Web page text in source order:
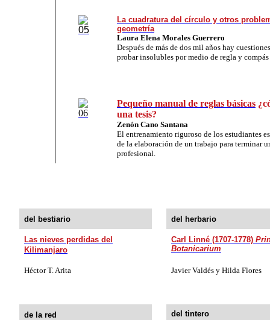
La cuadratura del círculo y otros
geometría
Laura Elena Morales Guerrero
Después de más de dos mil años hay
probar insolubles por medio de regla y
Pequeño manual de reglas básicas
una tesis?
Zenón Cano Santana
El entrenamiento riguroso de los estudiantes
de la elaboración de un trabajo para terminar
profesional.
del bestiario del herbario
Las nieves perdidas del
Kilimanjaro
Carl Linné (1707-1778)
Botanicarium
Héctor T. Arita Javier Valdés y Hilda Flores
de la red del tintero